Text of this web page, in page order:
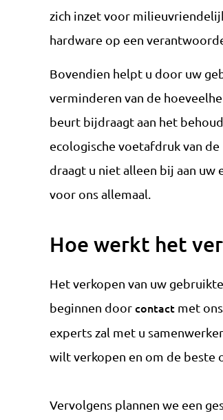
zich inzet voor
hardware op een
Bovendien helpt u door uw
verminderen van de
beurt bijdraagt aan het
ecologische voetafdruk van
draagt u niet alleen bij aan uw
voor ons allemaal.
Hoe werkt het
Het verkopen van uw
beginnen doorcontact met
experts zal met u
wilt verkopen en om de beste
Vervolgens plannen we een